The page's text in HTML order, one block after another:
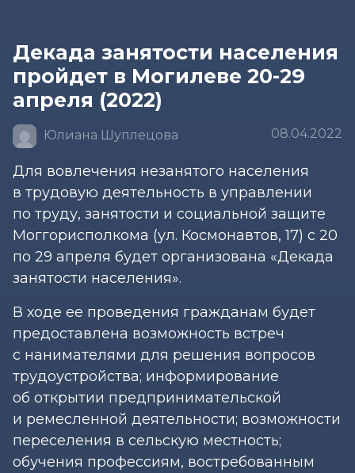
Декада занятости населения
пройдет в Могилеве 20-29
апреля (2022)
Юлиана Шуплецова 08.04.2022
Для вовлечения незанятого населения
в трудовую деятельность в управлении
по труду, занятости и социальной защите
Моггорисполкома (ул. Космонавтов, 17) с 20
по 29 апреля будет организована «Декада
занятости населения».
В ходе ее проведения гражданам будет
предоставлена возможность встреч
с нанимателями для решения вопросов
трудоустройства; информирование
об открытии предпринимательской
и ремесленной деятельности; возможности
переселения в сельскую местность;
обучения профессиям, востребованным